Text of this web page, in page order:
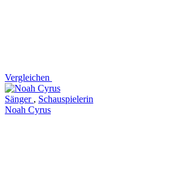
Vergleichen
Sänger , Schauspielerin
Noah Cyrus